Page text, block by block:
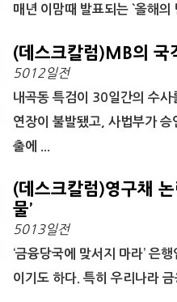
매년 이맘때 발표되는 `올해의
(데스크칼럼)MB의 국
5012일전
내곡동 특검이 30일간의 수사
연장이 불발됐고, 사법부가 승
출에 ...
(데스크칼럼)영구채 논
물’
5013일전
‘금융당국에 맞서지 마라’ 은
이기도 하다. 특히 우리나라 금